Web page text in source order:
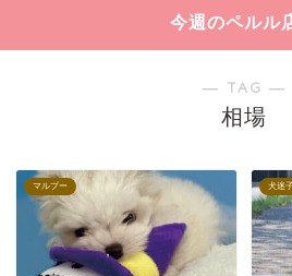
今週のペルル
― TAG ―
相場
マルプー 犬迷